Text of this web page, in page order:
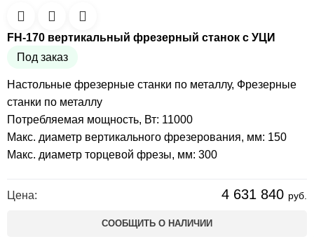
FH-170 вертикальный фрезерный станок с УЦИ
Под заказ
Настольные фрезерные станки по металлу, Фрезерные
станки по металлу
Цена: 4 631 840 руб.
Потребляемая мощность, Вт: 11000
Макс. диаметр вертикального фрезерования, мм: 150
Макс. диаметр торцевой фрезы, мм: 300
СООБЩИТЬ О НАЛИЧИИ